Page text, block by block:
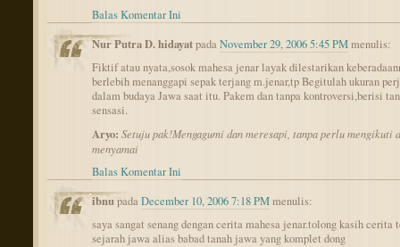
Balas Komentar Ini
Nur Putra D. hidayatpadaNovember 29, 2006 5:45 PMmenulis:
Fiktif atau nyata,sosok mahesa jenar layak dilestarikan
berlebih menanggapi sepak terjang m.jenar,tp Begitulah ukuran
dalam budaya Jawa saat itu. Pakem dan tanpa kontroversi,berisi
sensasi.
Aryo: Setuju pak!Mengagumi dan meresapi, tanpa perlu mengikuti
menyamai
Balas Komentar Ini
ibnupadaDecember 10, 2006 7:18 PMmenulis:
saya sangat senang dengan cerita mahesa jenar.tolong kasih cerita
sejarah jawa alias babad tanah jawa yang komplet dong